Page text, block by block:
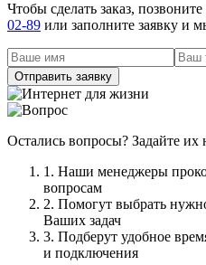
Чтобы сделать заказ,
02-89 или заполните заявку и
Остались вопросы? Задайте
1. Наши менеджеры
вопросам
2. Помогут выбрать
Ваших задач
3. Подберут удобное
и подключения